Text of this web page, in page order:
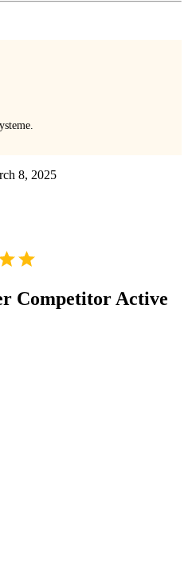
8, 2025
Competitor Active